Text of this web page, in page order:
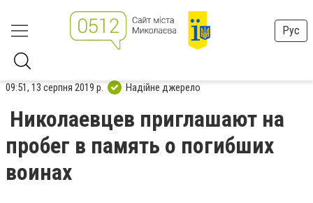
Рус
09:51, 13 серпня 2019 р. Надійне джерело
Николаевцев приглашают на
пробег в память о погибших
воинах